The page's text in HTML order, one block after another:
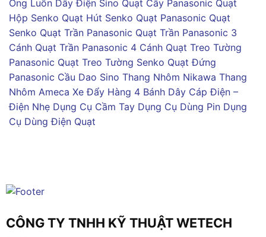
Ống Luồn Dây Điện Sino Quạt Cây Panasonic Quạt
Hộp Senko Quạt Hút Senko Quạt Panasonic Quạt
Senko Quạt Trần Panasonic Quạt Trần Panasonic 3
Cánh Quạt Trần Panasonic 4 Cánh Quạt Treo Tường
Panasonic Quạt Treo Tường Senko Quạt Đứng
Panasonic Cầu Dao Sino Thang Nhôm Nikawa Thang
Nhôm Ameca Xe Đẩy Hàng 4 Bánh Dây Cáp Điện –
Điện Nhẹ Dụng Cụ Cầm Tay Dụng Cụ Dùng Pin Dụng
Cụ Dùng Điện Quạt
CÔNG TY TNHH KỸ THUẬT WETECH